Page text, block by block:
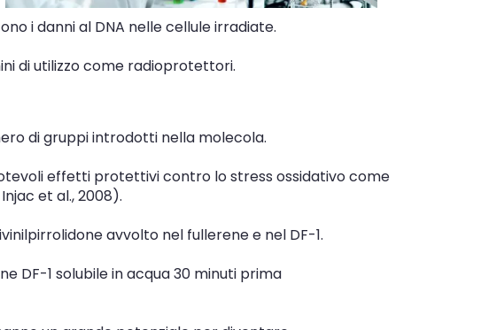
i danni al DNA nelle cellule irradiate.
di utilizzo come radioprotettori.
di gruppi introdotti nella molecola.
effetti protettivi contro lo stress ossidativo come
et al., 2008).
avvolto nel fullerene e nel DF-1.
DF-1 solubile in acqua 30 minuti prima